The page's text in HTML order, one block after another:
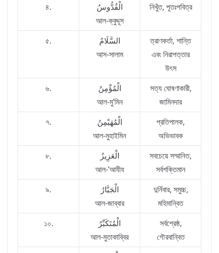
৪.
الْقُدُّوسُ
আল-ক্বুদ্দূস
নিখুঁত, পূতঃপবিত্র
৫.
السَّلَامُ
আস-সালাম
ত্রাণকর্তা, শান্তি
এবং নিরাপত্তার
উৎস
৬.
الْمُؤْمِنُ
আল-মু’মিন
সত্য ঘোষণাকারী,
জামিনদার
৭.
الْمُهَيْمِنُ
আল-মুহাইমিন
প্রতিপালক,
অভিভাবক
৮.
الْعَزِيزُ
আল-’আযীয
সবচেয়ে সম্মানিত,
সর্বশক্তিমান
৯.
الْجَبَّارُ
আল-জাব্বার
দুর্নিবার, সমুচ্চ,
মহিমান্বিত
১০.
الْمُتَكَبِّرُ
আল-মুতাকাব্বির
সর্বশ্রেষ্ঠ,
গৌরবান্বিত